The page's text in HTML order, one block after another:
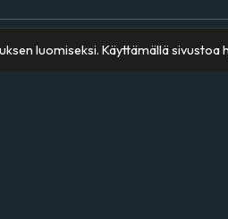
luomiseksi. Käyttämällä sivustoa